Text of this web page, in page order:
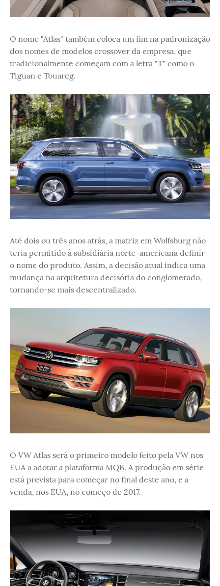
O nome "Atlas" também coloca um fim na padronização
dos nomes de modelos crossover da empresa, que
tradicionalmente começam com a letra "T" como o
Tiguan e Touareg.
Até dois ou três anos atrás, a matriz em Wolfsburg não
teria permitido à subsidiária norte-americana definir
o nome do produto. Assim, a decisão atual indica uma
mudança na arquitetura decisória do conglomerado,
tornando-se mais descentralizado.
O VW Atlas será o primeiro modelo feito pela VW nos
EUA a adotar a plataforma MQB. A produção em série
está prevista para começar no final deste ano, e a
venda, nos EUA, no começo de 2017.